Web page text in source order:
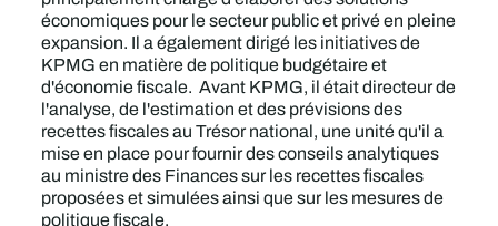
économiques pour le secteur public et privé en pleine
expansion. Il a également dirigé les initiatives de
KPMG en matière de politique budgétaire et
d'économie fiscale. Avant KPMG, il était directeur de
l'analyse, de l'estimation et des prévisions des
recettes fiscales au Trésor national, une unité qu'il a
mise en place pour fournir des conseils analytiques
au ministre des Finances sur les recettes fiscales
proposées et simulées ainsi que sur les mesures de
politique fiscale.